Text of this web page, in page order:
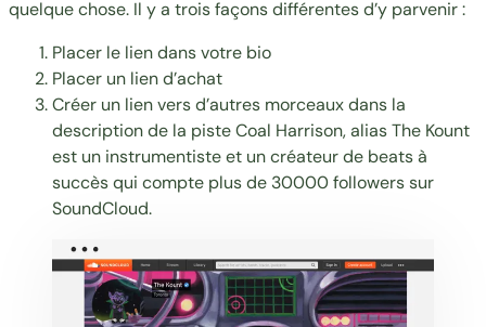
quelque chose. Il y a trois façons différentes d’y parvenir :
Placer le lien dans votre bio
Placer un lien d’achat
Créer un lien vers d’autres morceaux dans la
description de la piste Coal Harrison, aliasThe Kount
est un instrumentiste et un créateur de beats à
succès qui compte plus de 30000 followers sur
SoundCloud.